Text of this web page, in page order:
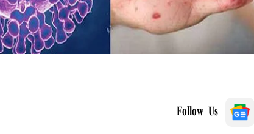
Follow Us